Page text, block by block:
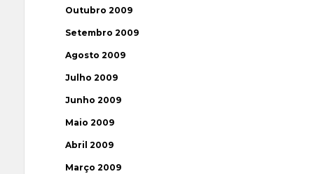
Outubro 2009
Setembro 2009
Agosto 2009
Julho 2009
Junho 2009
Maio 2009
Abril 2009
Março 2009